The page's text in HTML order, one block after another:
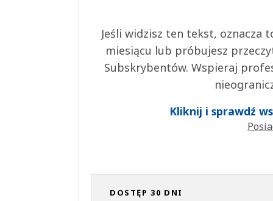
Jeśli widzisz ten tekst, oznacza
miesiącu lub próbujesz
Subskrybentów. Wspieraj
Kliknij i sprawdź
DOSTĘP 30 DNI